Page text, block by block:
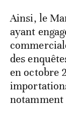
Ainsi, le
ayant
des
en octobre
notamment